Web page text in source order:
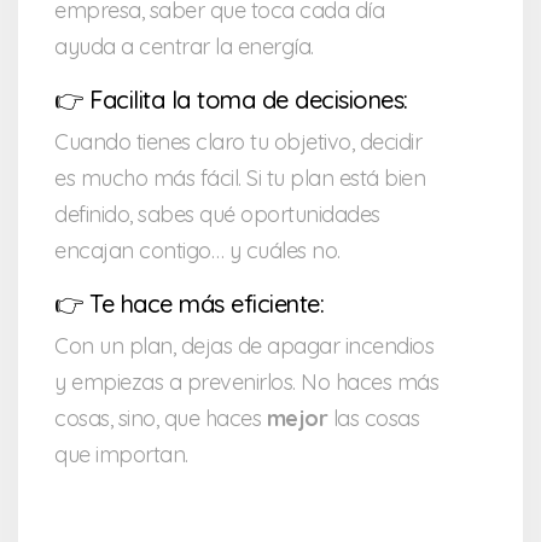
empresa, saber que toca cada día
ayuda a centrar la energía.
👉 Facilita la toma de decisiones:
Cuando tienes claro tu objetivo, decidir
es mucho más fácil. Si tu plan está bien
definido, sabes qué oportunidades
encajan contigo… y cuáles no.
👉 Te hace más eficiente:
Con un plan, dejas de apagar incendios
y empiezas a prevenirlos. No haces más
cosas, sino, que haces mejorlas cosas
que importan.